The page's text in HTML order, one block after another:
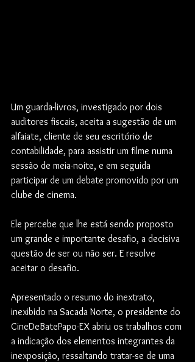
Um guarda-livros, investigado por dois
auditores fiscais, aceita a sugestão de um
alfaiate, cliente de seu escritório de
contabilidade, para assistir um filme numa
sessão de meia-noite, e em seguida
participar de um debate promovido por um
clube de cinema.
Ele percebe que lhe está sendo proposto
um grande e importante desafio, a decisiva
questão de ser ou não ser. E resolve
aceitar o desafio.
Apresentado o resumo do inextrato,
inexibido na Sacada Norte, o presidente do
CineDeBatePapo-EX abriu os trabalhos com
a indicação dos elementos integrantes da
inexposição, ressaltando tratar-se de uma